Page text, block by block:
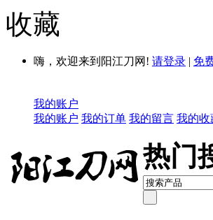
收藏
嗨，欢迎来到阳江刀网! 请登录 | 免
我的账户
我的账户 我的订单 我的留言 我的收
热门